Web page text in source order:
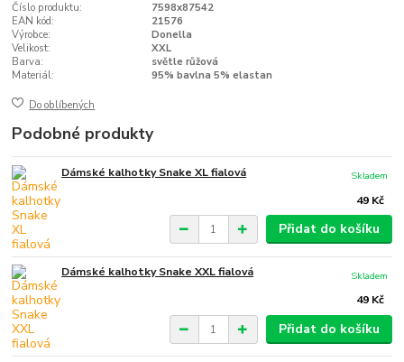
Číslo produktu:
7598x87542
EAN kód:
21576
Výrobce:
Donella
Velikost:
XXL
Barva:
světle růžová
Materiál:
95% bavlna 5% elastan
Do oblíbených
Podobné produkty
Dámské kalhotky Snake XL fialová
49 Kč
Skladem
Přidat do košíku
Dámské kalhotky Snake XXL fialová
49 Kč
Skladem
Přidat do košíku